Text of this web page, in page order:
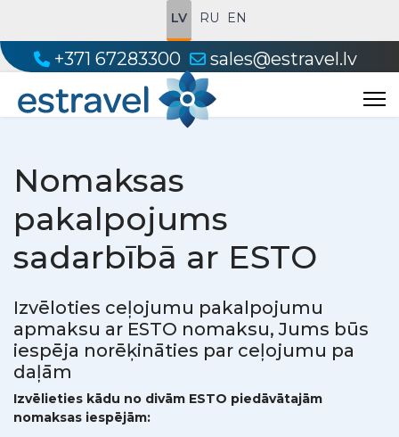
LV RU EN
+371 67283300 sales@estravel.lv
Nomaksas
pakalpojums
sadarbībā ar ESTO
Izvēloties ceļojumu pakalpojumu
apmaksu ar ESTO nomaksu, Jums būs
iespēja norēķināties par ceļojumu pa
daļām
Izvēlieties kādu no divām ESTO piedāvātajām
nomaksas iespējām: